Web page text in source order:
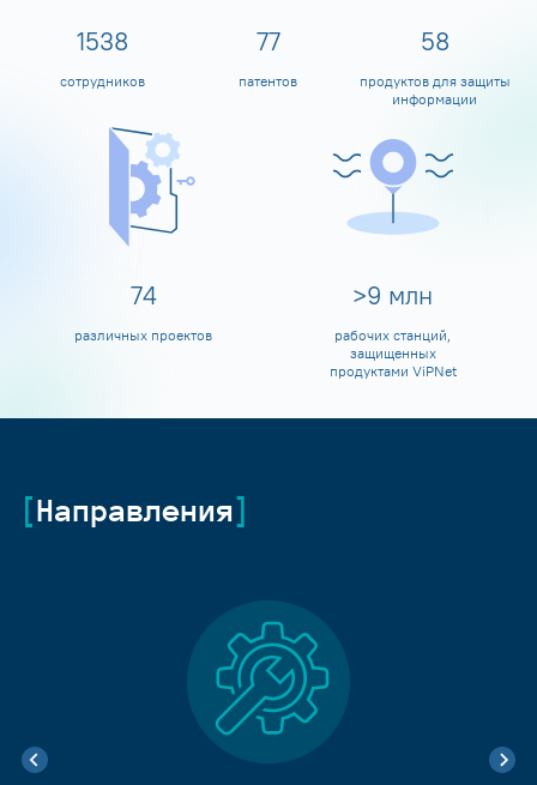
1600
сотрудников
80
патентов
60
продуктов для защиты
информации
80
различных проектов
>10 млн
рабочих станций,
защищенных
продуктами ViPNet
Направления